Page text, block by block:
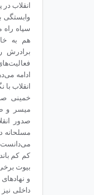
انقلاب
وابستگی
سپاه
هم به
برادرش
ادامه
انقلاب
خمینی
میسر و
صدور
مسلحانه
کم کم
بیوت
و
داخلی